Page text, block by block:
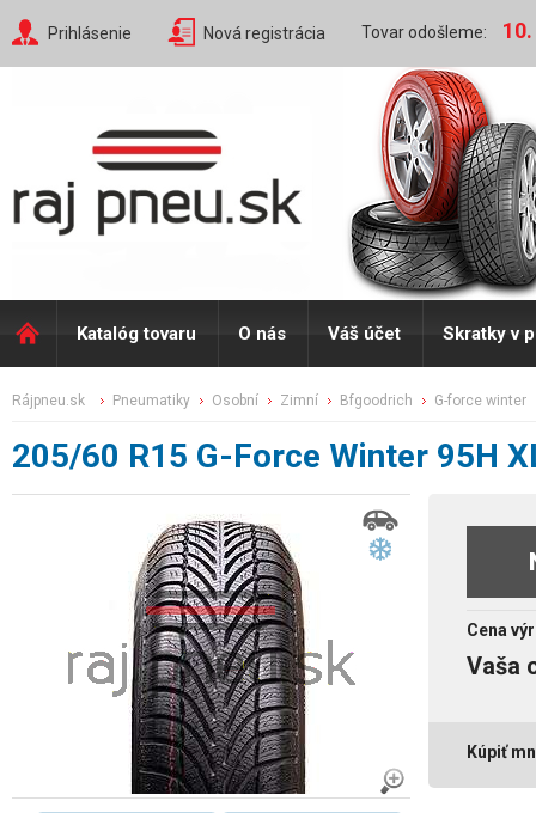
Prihlásenie Nová registrácia Tovar odošleme:
Katalóg tovaru O nás Váš účet Skratky v
rájpneu.sk pneumatiky osobní zimní bfgoodrich g-force winter
205/60 R15 G-Force Winter 95H
Cena
Vaša
Kúpiť